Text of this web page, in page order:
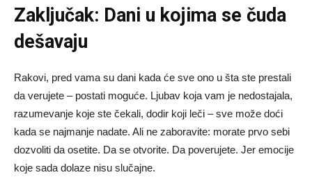
Zaključak: Dani u kojima se čuda
dešavaju
Rakovi, pred vama su dani kada će sve ono u šta ste prestali
da verujete – postati moguće. Ljubav koja vam je nedostajala,
razumevanje koje ste čekali, dodir koji leči – sve može doći
kada se najmanje nadate. Ali ne zaboravite: morate prvo sebi
dozvoliti da osetite. Da se otvorite. Da poverujete. Jer emocije
koje sada dolaze nisu slučajne.